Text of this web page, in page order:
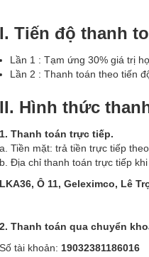
I. Tiến độ thanh
Lần 1 : Tạm ứng 30% giá trị
Lần 2 : Thanh toán theo tiến
II. Hình thức
1. Thanh toán trực tiếp.
a. Tiền mặt: trả tiền trực tiếp
b. Địa chỉ thanh toán trực tiếp
LKA36, Ô 11, Geleximco, Lê
2. Thanh toán qua chuyển
Số tài khoản: 19032381186016